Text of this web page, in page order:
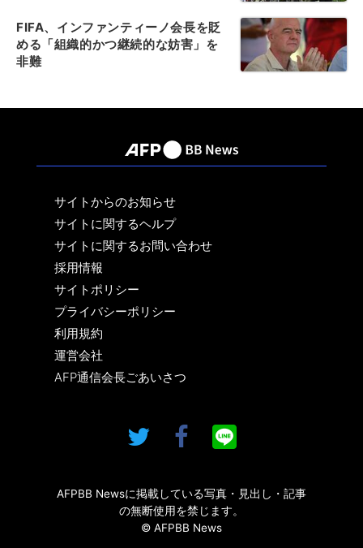
FIFA、インファンティーノ会長を貶
める「組織的かつ継続的な妨害」を
非難
サイトからのお知らせ
サイトに関するヘルプ
サイトに関するお問い合わせ
採用情報
サイトポリシー
プライバシーポリシー
利用規約
運営会社
AFP通信会長ごあいさつ
AFPBB Newsに掲載している写真・見出し・記事
の無断使用を禁じます。
© AFPBB News